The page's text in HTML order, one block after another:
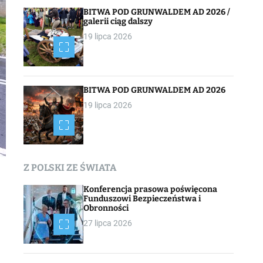
BITWA POD GRUNWALDEM AD 2026 /
galerii ciąg dalszy
19 lipca 2026
BITWA POD GRUNWALDEM AD 2026
19 lipca 2026
Z POLSKI ZE ŚWIATA
Konferencja prasowa poświęcona
Funduszowi Bezpieczeństwa i
Obronności
27 lipca 2026